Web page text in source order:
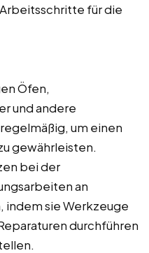
für die
Öfen,
und andere
um einen
gewährleisten.
bei der
an
indem sie Werkzeuge
durchführen